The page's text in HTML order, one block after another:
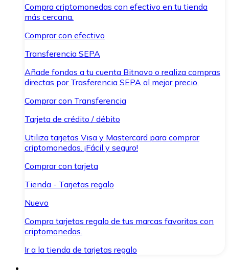
Compra criptomonedas con efectivo en tu tienda
más cercana.
Comprar con efectivo
Transferencia SEPA
Añade fondos a tu cuenta Bitnovo o realiza compras
directas por Trasferencia SEPA al mejor precio.
Comprar con Transferencia
Tarjeta de crédito / débito
Utiliza tarjetas Visa y Mastercard para comprar
criptomonedas. ¡Fácil y seguro!
Comprar con tarjeta
Tienda - Tarjetas regalo
Nuevo
Compra tarjetas regalo de tus marcas favoritas con
criptomonedas.
Ir a la tienda de tarjetas regalo